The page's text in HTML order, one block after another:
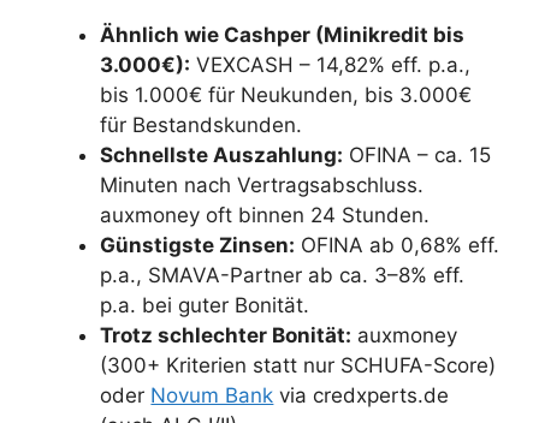
Ähnlich wie Cashper (Minikredit bis
3.000€): VEXCASH – 14,82% eff. p.a.,
bis 1.000€ für Neukunden, bis 3.000€
für Bestandskunden.
Schnellste Auszahlung: OFINA – ca. 15
Minuten nach Vertragsabschluss.
auxmoney oft binnen 24 Stunden.
Günstigste Zinsen: OFINA ab 0,68% eff.
p.a., SMAVA-Partner ab ca. 3–8% eff.
p.a. bei guter Bonität.
Trotz schlechter Bonität: auxmoney
(300+ Kriterien statt nur SCHUFA-Score)
oder Novum Bank via credxperts.de